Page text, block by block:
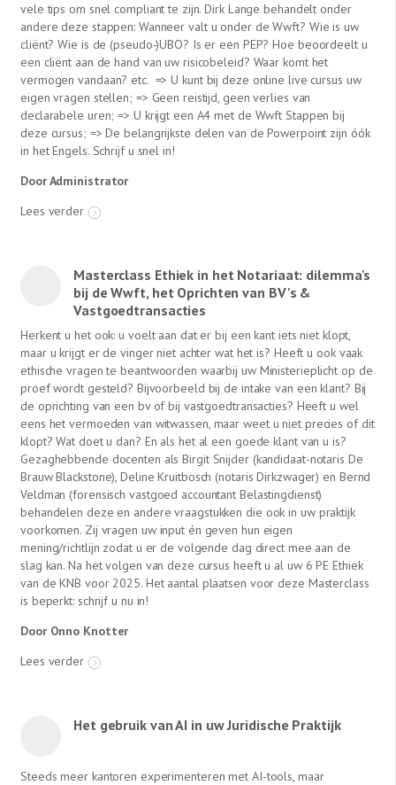
vele tips om snel compliant te zijn. Dirk Lange behandelt onder
andere deze stappen: Wanneer valt u onder de Wwft? Wie is uw
cliënt? Wie is de (pseudo-)UBO? Is er een PEP? Hoe beoordeelt u
een cliënt aan de hand van uw risicobeleid? Waar komt het
vermogen vandaan? etc. => U kunt bij deze online live cursus uw
eigen vragen stellen; => Geen reistijd, geen verlies van
declarabele uren; => U krijgt een A4 met de Wwft Stappen bij
deze cursus; => De belangrijkste delen van de Powerpoint zijn óók
in het Engels. Schrijf u snel in!
Door Administrator
Lees verder
Masterclass Ethiek in het Notariaat: dilemma's
bij de Wwft, het Oprichten van BV's &
Vastgoedtransacties
Herkent u het ook: u voelt aan dat er bij een kant iets niet klopt,
maar u krijgt er de vinger niet achter wat het is? Heeft u ook vaak
ethische vragen te beantwoorden waarbij uw Ministerieplicht op de
proef wordt gesteld? Bijvoorbeeld bij de intake van een klant? Bij
de oprichting van een bv of bij vastgoedtransacties? Heeft u wel
eens het vermoeden van witwassen, maar weet u niet precies of dit
klopt? Wat doet u dan? En als het al een goede klant van u is?
Gezaghebbende docenten als Birgit Snijder (kandidaat-notaris De
Brauw Blackstone), Deline Kruitbosch (notaris Dirkzwager) en Bernd
Veldman (forensisch vastgoed accountant Belastingdienst)
behandelen deze en andere vraagstukken die ook in uw praktijk
voorkomen. Zij vragen uw input én geven hun eigen
mening/richtlijn zodat u er de volgende dag direct mee aan de
slag kan. Na het volgen van deze cursus heeft u al uw 6 PE Ethiek
van de KNB voor 2025. Het aantal plaatsen voor deze Masterclass
is beperkt: schrijf u nu in!
Door Onno Knotter
Lees verder
Het gebruik van AI in uw Juridische Praktijk
Steeds meer kantoren experimenteren met AI-tools, maar